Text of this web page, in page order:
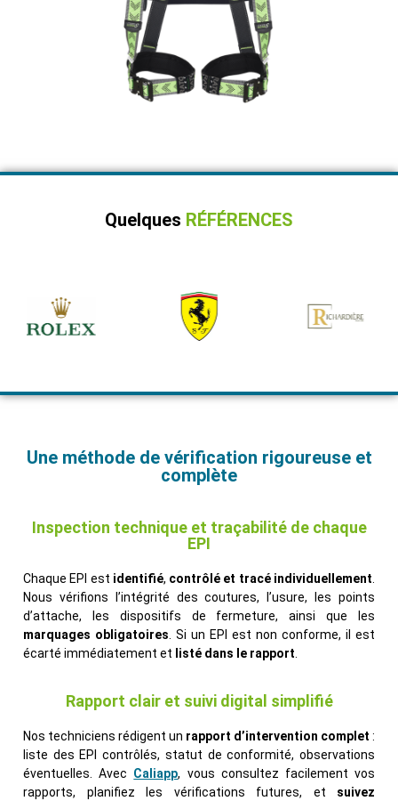
Quelques RÉFÉRENCES
Une méthode de vérification rigoureuse et
complète
Inspection technique et traçabilité de chaque
EPI
Chaque EPI est identifié, contrôlé et tracé individuellement
Nous vérifions l’intégrité des coutures, l’usure, les points
d’attache, les dispositifs de fermeture, ainsi que les
marquages obligatoires . Si un EPI est non conforme, il est
écarté immédiatement et listé dans le rapport
Rapport clair et suivi digital simplifié
Nos techniciens rédigent un rapport d’intervention complet :
liste des EPI contrôlés, statut de conformité, observations
éventuelles. Avec Caliapp, vous consultez facilement vos
rapports, planifiez les vérifications futures, et suivez